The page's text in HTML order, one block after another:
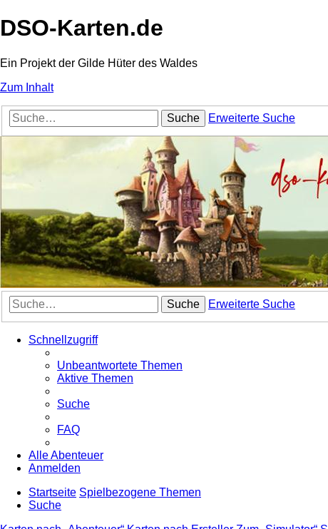
DSO-Karten.de
Ein Projekt der Gilde Hüter des Waldes
Zum Inhalt
Suche Erweiterte Suche
Suche Erweiterte Suche
Schnellzugriff
Unbeantwortete Themen
Aktive Themen
Suche
FAQ
Alle Abenteuer
Anmelden
Startseite Spielbezogene Themen
Suche